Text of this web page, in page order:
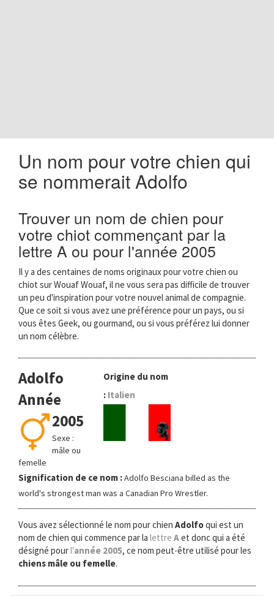
Un nom pour votre chien qui
se nommerait Adolfo
Trouver un nom de chien pour
votre chiot commençant par la
lettre A ou pour l'année 2005
Il y a des centaines de noms originaux pour votre chien ou
chiot sur Wouaf Wouaf, il ne vous sera pas difficile de trouver
un peu d'inspiration pour votre nouvel animal de compagnie.
Que ce soit si vous avez une préférence pour un pays, ou si
vous êtes Geek, ou gourmand, ou si vous préférez lui donner
un nom célèbre.
Adolfo
Année
2005
Sexe :
mâle ou
femelle
Origine du nom
: Italien
Signification de ce nom :Adolfo Besciana billed as the
world's strongest man was a Canadian Pro Wrestler.
Vous avez sélectionné le nom pour chien Adolfoqui est un
nom de chien qui commence par la lettre Aet donc qui a été
désigné pourl'année 2005, ce nom peut-être utilisé pour les
chiens mâle ou femelle.